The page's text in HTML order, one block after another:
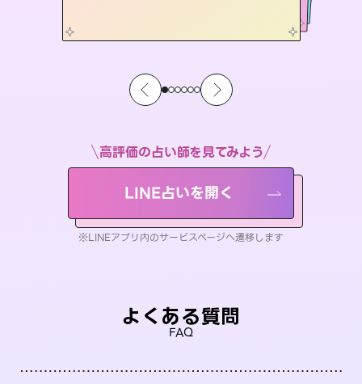
高評価の占い師を見てみよう
LINE占いを開く
※LINEアプリ内のサービスページへ遷移します
よくある質問
FAQ